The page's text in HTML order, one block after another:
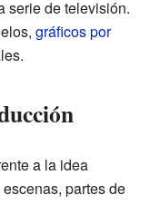
serie de televisión.
gráficos por
a la idea
partes de